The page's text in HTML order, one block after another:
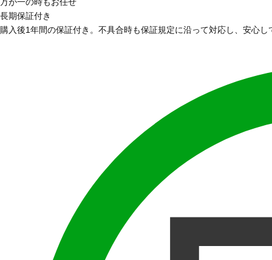
長期保証付き
購入後1年間の保証付き。不具合時も保証規定に沿って対応し、安心